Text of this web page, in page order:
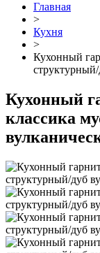
Главная
>
Кухня
>
Кухонный
Кухонный
классика